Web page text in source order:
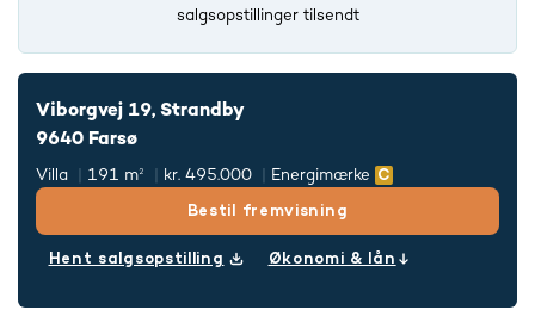
salgsopstillinger tilsendt
Viborgvej 19, Strandby
9640 Farsø
Villa 191 m² kr. 495.000 Energimærke
Bestil fremvisning
Hent salgsopstilling Økonomi & lån